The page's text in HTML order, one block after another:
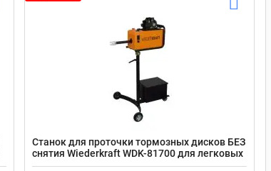
Станок для проточки тормозных дисков БЕЗ
снятия Wiederkraft WDK-81700 для легковых
авто